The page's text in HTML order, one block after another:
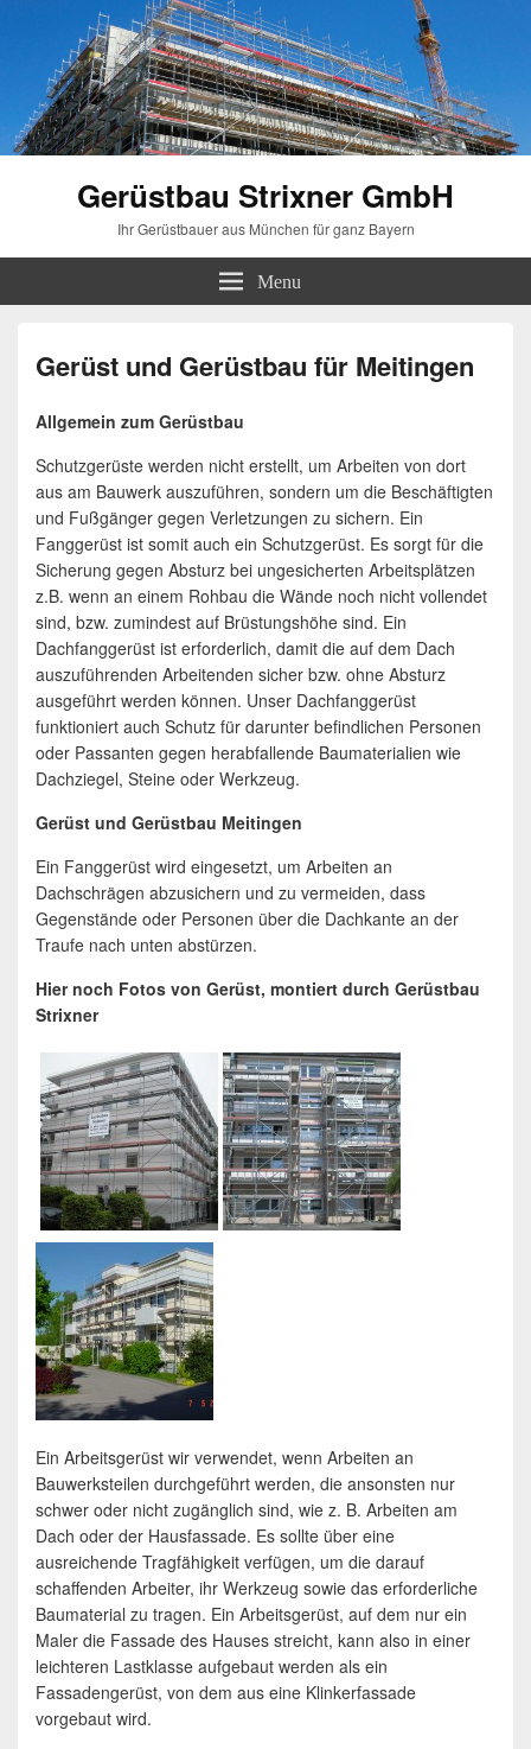
Gerüstbau Strixner GmbH
Ihr Gerüstbauer aus München für ganz Bayern
Menu
Gerüst und Gerüstbau für Meitingen
Allgemein zum Gerüstbau
Schutzgerüste werden nicht erstellt, um Arbeiten von dort
aus am Bauwerk auszuführen, sondern um die Beschäftigten
und Fußgänger gegen Verletzungen zu sichern. Ein
Fanggerüst ist somit auch ein Schutzgerüst. Es sorgt für die
Sicherung gegen Absturz bei ungesicherten Arbeitsplätzen
z.B. wenn an einem Rohbau die Wände noch nicht vollendet
sind, bzw. zumindest auf Brüstungshöhe sind. Ein
Dachfanggerüst ist erforderlich, damit die auf dem Dach
auszuführenden Arbeitenden sicher bzw. ohne Absturz
ausgeführt werden können. Unser Dachfanggerüst
funktioniert auch Schutz für darunter befindlichen Personen
oder Passanten gegen herabfallende Baumaterialien wie
Dachziegel, Steine oder Werkzeug.
Gerüst und Gerüstbau Meitingen
Ein Fanggerüst wird eingesetzt, um Arbeiten an
Dachschrägen abzusichern und zu vermeiden, dass
Gegenstände oder Personen über die Dachkante an der
Traufe nach unten abstürzen.
Hier noch Fotos von Gerüst, montiert durch Gerüstbau
Strixner
Ein Arbeitsgerüst wir verwendet, wenn Arbeiten an
Bauwerksteilen durchgeführt werden, die ansonsten nur
schwer oder nicht zugänglich sind, wie z. B. Arbeiten am
Dach oder der Hausfassade. Es sollte über eine
ausreichende Tragfähigkeit verfügen, um die darauf
schaffenden Arbeiter, ihr Werkzeug sowie das erforderliche
Baumaterial zu tragen. Ein Arbeitsgerüst, auf dem nur ein
Maler die Fassade des Hauses streicht, kann also in einer
leichteren Lastklasse aufgebaut werden als ein
Fassadengerüst, von dem aus eine Klinkerfassade
vorgebaut wird.